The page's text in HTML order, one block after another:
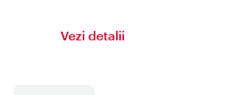
Vezi detalii